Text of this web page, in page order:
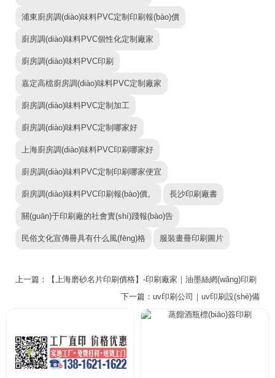
浦東廚房調(diào)味料PVC定制印刷報(bào)價
廚房調(diào)味料PVC個性化定制廠家
廚房調(diào)味料PVC印刷
嘉定高檔廚房調(diào)味料PVC定制廠家
廚房調(diào)味料PVC定制加工
廚房調(diào)味料PVC定制哪家好
上海廚房調(diào)味料PVC印刷哪家好
廚房調(diào)味料PVC定制印刷哪家便宜
廚房調(diào)味料PVC印刷報(bào)價。 長沙印刷廠書
關(guān)于印刷廠的社會實(shí)踐報(bào)告
民俗文化宣傳冊具有什么風(fēng)格 服裝畫冊印刷圖片
上一篇：
【上海磨砂名片印刷價格】-印刷廠家｜油墨絲網(wǎng)印刷
下一篇： uv印刷公司｜uv印刷設(shè)備